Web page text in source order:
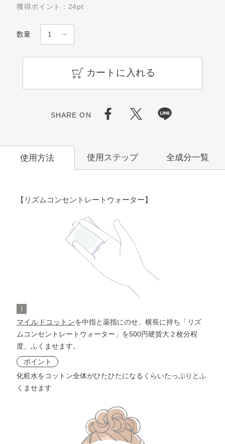
獲得ポイント：24pt
数量
カートに入れる
SHARE ON
使用方法
【リズムコンセントレートウォーター】
1
マイルドコットンを中指と薬指にのせ、横長に持ち「リズ
ムコンセントレートウォーター」を500円硬貨大２枚分程
度、ふくませます。
ポイント
化粧水をコットン全体がひたひたになるくらいたっぷりとふ
くませます
使用ステップ
洗顔料
ウォーター
リズムコンセントレート
洗顔料
リズムコンセントレート
全成分一覧